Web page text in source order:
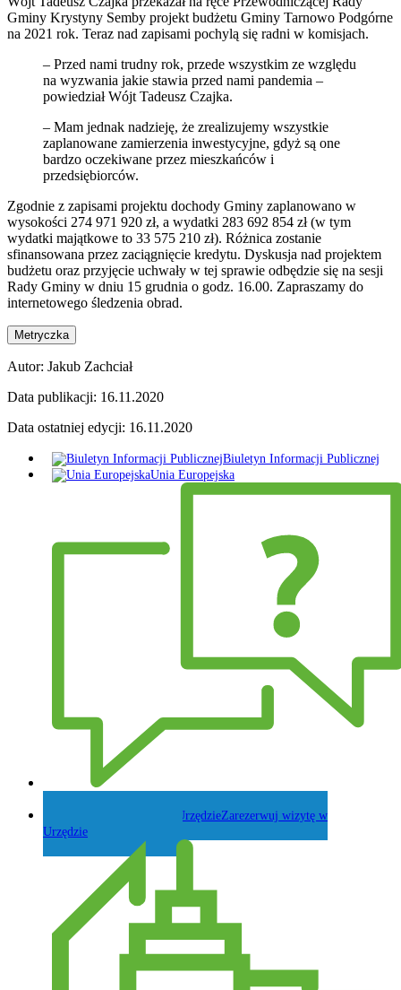
Gminy Krystyny Semby projekt budżetu Gminy Tarnowo Podgórne
na 2021 rok. Teraz nad zapisami pochylą się radni w komisjach.
– Przed nami trudny rok, przede wszystkim ze względu
na wyzwania jakie stawia przed nami pandemia –
powiedział Wójt Tadeusz Czajka.
– Mam jednak nadzieję, że zrealizujemy wszystkie
zaplanowane zamierzenia inwestycyjne, gdyż są one
bardzo oczekiwane przez mieszkańców i
przedsiębiorców.
Zgodnie z zapisami projektu dochody Gminy zaplanowano w
wysokości 274 971 920 zł, a wydatki 283 692 854 zł (w tym
wydatki majątkowe to 33 575 210 zł). Różnica zostanie
sfinansowana przez zaciągnięcie kredytu. Dyskusja nad projektem
budżetu oraz przyjęcie uchwały w tej sprawie odbędzie się na sesji
Rady Gminy w dniu 15 grudnia o godz. 16.00. Zapraszamy do
internetowego śledzenia obrad.
Metryczka
Autor: Jakub Zachciał
Data publikacji: 16.11.2020
Data ostatniej edycji: 16.11.2020
Biuletyn Informacji Publicznej
Unia Europejska
Zarezerwuj wizytę w
Urzędzie